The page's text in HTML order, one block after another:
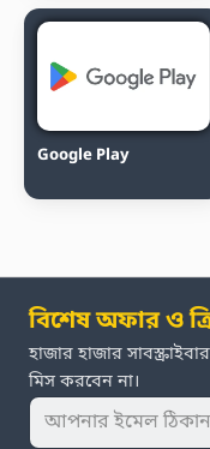
Google Play
বিশেষ অফার ও
হাজার হাজার
মিস করবেন না।